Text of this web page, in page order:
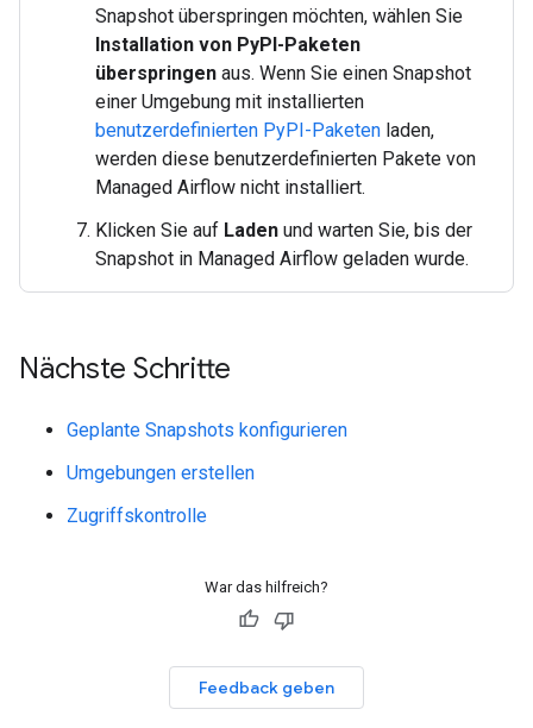
Snapshot überspringen möchten, wählen Sie
Installation von PyPI-Paketen
überspringen aus. Wenn Sie einen Snapshot
einer Umgebung mit installierten
benutzerdefinierten PyPI-Paketen laden,
werden diese benutzerdefinierten Pakete von
Managed Airflow nicht installiert.
Klicken Sie auf Laden und warten Sie, bis der
Snapshot in Managed Airflow geladen wurde.
Nächste Schritte
Geplante Snapshots konfigurieren
Umgebungen erstellen
Zugriffskontrolle
War das hilfreich?
Feedback geben